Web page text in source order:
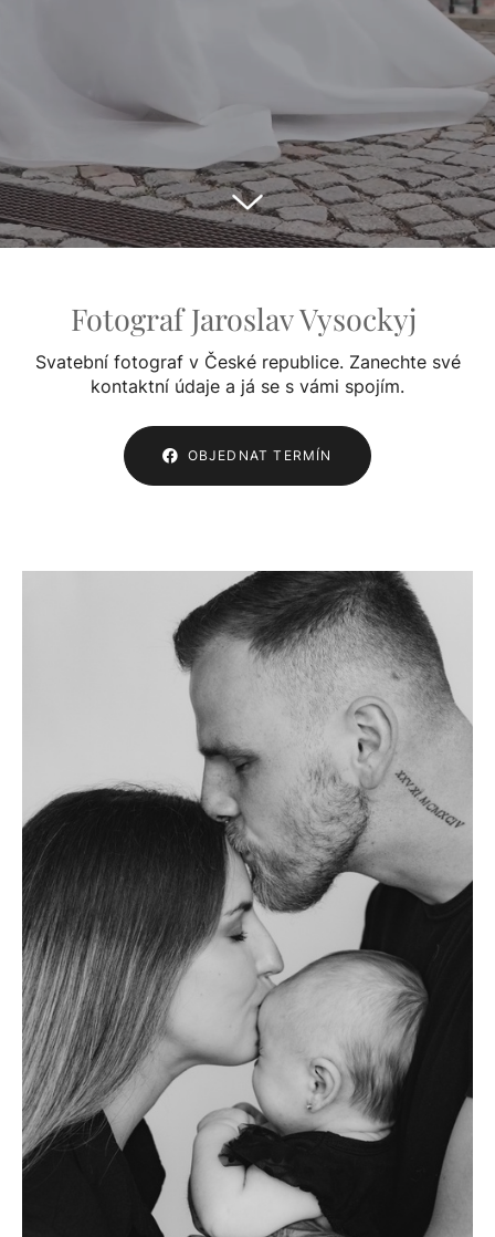
Fotograf Jaroslav Vysockyj
Svatební fotograf v České republice. Zanechte své
kontaktní údaje a já se s vámi spojím.
OBJEDNAT TERMÍN